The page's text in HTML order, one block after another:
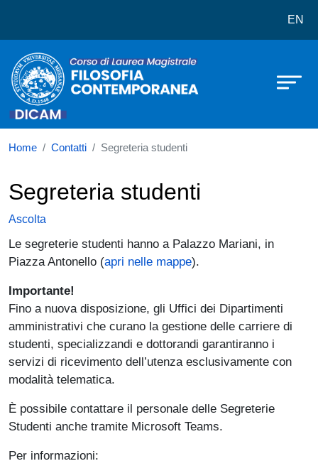
Corso di laurea in Filosofia EN
Home Contatti Segreteria studenti
Segreteria studenti
Ascolta
Le segreterie studenti hanno a Palazzo Mariani, in
Piazza Antonello (apri nelle mappe).
Importante!
Fino a nuova disposizione, gli Uffici dei Dipartimenti
amministrativi che curano la gestione delle carriere di
studenti, specializzandi e dottorandi garantiranno i
servizi di ricevimento dell’utenza esclusivamente con
modalità telematica.
È possibile contattare il personale delle Segreterie
Studenti anche tramite Microsoft Teams.
Per informazioni: